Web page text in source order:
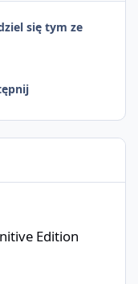
się tym ze
Edition